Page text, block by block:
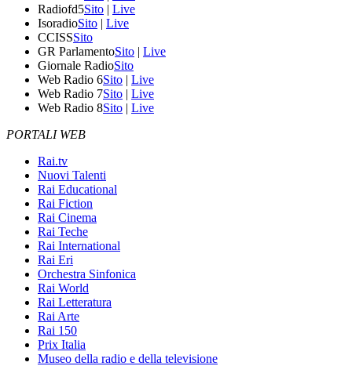
Radiofd5Sito | Live
IsoradioSito | Live
CCISSSito
GR ParlamentoSito | Live
Giornale RadioSito
Web Radio 6Sito | Live
Web Radio 7Sito | Live
Web Radio 8Sito | Live
PORTALI WEB
Rai.tv
Nuovi Talenti
Rai Educational
Rai Fiction
Rai Cinema
Rai Teche
Rai International
Rai Eri
Orchestra Sinfonica
Rai World
Rai Letteratura
Rai Arte
Rai 150
Prix Italia
Museo della radio e della televisione